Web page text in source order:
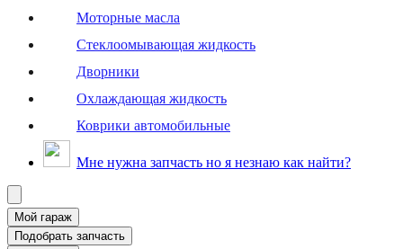
Моторные масла
Стеклоомывающая жидкость
Дворники
Охлаждающая жидкость
Коврики автомобильные
Мне нужна запчасть но я незнаю как найти?